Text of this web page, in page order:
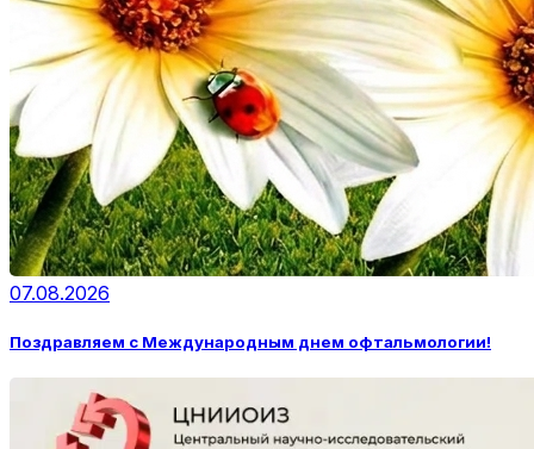
07.08.2026
Поздравляем с Международным днем офтальмологии!